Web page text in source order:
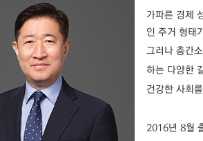
가파른 경제
인 주거 형태
그러나 층간
하는 다양한
건강한 사회
2016년 8월